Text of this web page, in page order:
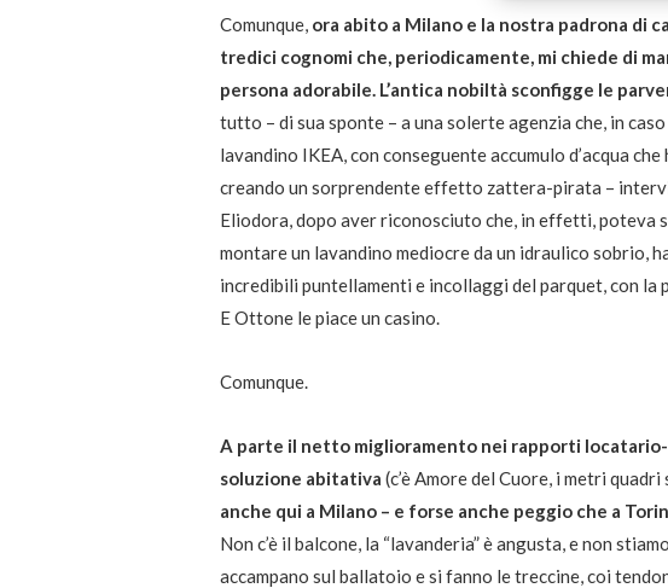
Comunque, ora abito a Milano e la nostra padrona di
tredici cognomi che, periodicamente, mi chiede di
persona adorabile. L’antica nobiltà sconfigge le
tutto – di sua sponte – a una solerte agenzia che, in
lavandino IKEA, con conseguente accumulo d’acqua
creando un sorprendente effetto zattera-pirata –
Eliodora, dopo aver riconosciuto che, in effetti, poteva
montare un lavandino mediocre da un idraulico sobrio,
incredibili puntellamenti e incollaggi del parquet, con la
E Ottone le piace un casino.
Comunque.
A parte il netto miglioramento nei rapporti
soluzione abitativa (c’è Amore del Cuore, i metri
anche qui a Milano – e forse anche peggio che a
Non c’è il balcone, la “lavanderia” è angusta, e non
accampano sul ballatoio e si fanno le treccine, coi